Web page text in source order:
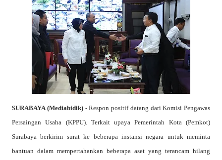
SURABAYA (Mediabidik)- Respon positif datang dariKomisi Pengawas
Persaingan Usaha (KPPU). Terkaitupaya Pemerintah Kota (Pemkot)
Surabaya berkirim surat ke beberapa instansi negara untuk meminta
bantuan dalam mempertahankan beberapa aset yang terancam hilang